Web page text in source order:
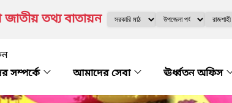
জাতীয় তথ্য বাতায়ন
সম্পর্কে
আমাদের সেবা ঊর্ধ্বতন অফিস